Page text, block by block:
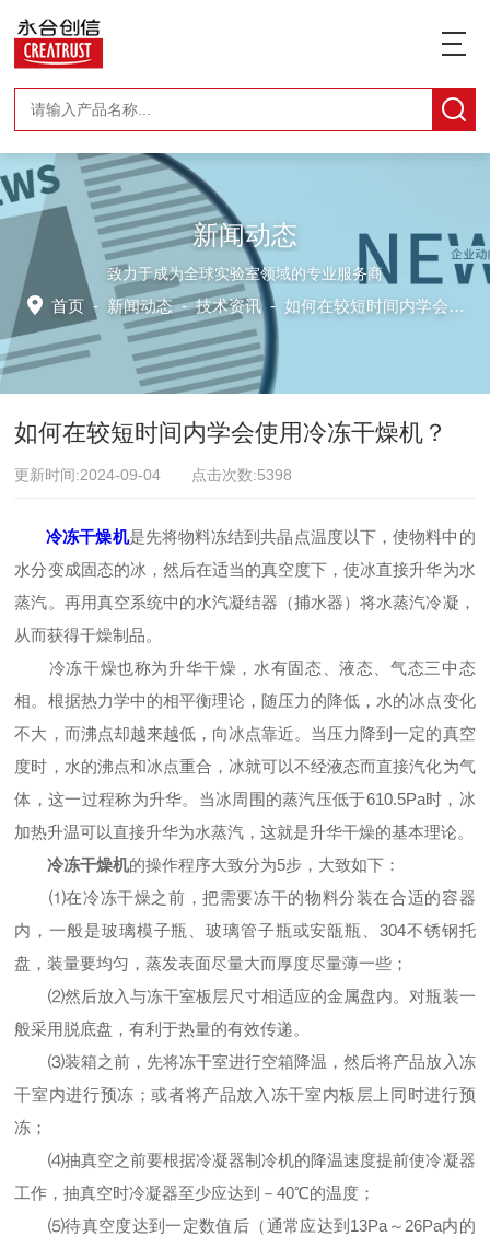
新闻动态
致力于成为全球实验室领域的专业服务商
首页 - 新闻动态-技术资讯 -如何在较短时间内学会使用冷冻干燥机？
如何在较短时间内学会使用冷冻干燥机？
更新时间:2024-09-04 点击次数:5398
冷冻干燥机是先将物料冻结到共晶点温度以下，使物料中的
水分变成固态的冰，然后在适当的真空度下，使冰直接升华为水
蒸汽。再用真空系统中的水汽凝结器（捕水器）将水蒸汽冷凝，
从而获得干燥制品。
冷冻干燥也称为升华干燥，水有固态、液态、气态三中态
相。根据热力学中的相平衡理论，随压力的降低，水的冰点变化
不大，而沸点却越来越低，向冰点靠近。当压力降到一定的真空
度时，水的沸点和冰点重合，冰就可以不经液态而直接汽化为气
体，这一过程称为升华。当冰周围的蒸汽压低于610.5Pa时，冰
加热升温可以直接升华为水蒸汽，这就是升华干燥的基本理论。
冷冻干燥机的操作程序大致分为5步，大致如下：
⑴在冷冻干燥之前，把需要冻干的物料分装在合适的容器
内，一般是玻璃模子瓶、玻璃管子瓶或安瓿瓶、304不锈钢托
盘，装量要均匀，蒸发表面尽量大而厚度尽量薄一些；
⑵然后放入与冻干室板层尺寸相适应的金属盘内。对瓶装一
般采用脱底盘，有利于热量的有效传递。
⑶装箱之前，先将冻干室进行空箱降温，然后将产品放入冻
干室内进行预冻；或者将产品放入冻干室内板层上同时进行预
冻；
⑷抽真空之前要根据冷凝器制冷机的降温速度提前使冷凝器
工作，抽真空时冷凝器至少应达到－40℃的温度；
⑸待真空度达到一定数值后（通常应达到13Pa～26Pa内的